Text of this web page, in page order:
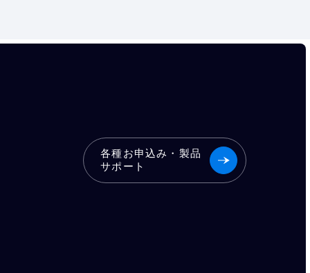
各種お申込み・製品
サポート